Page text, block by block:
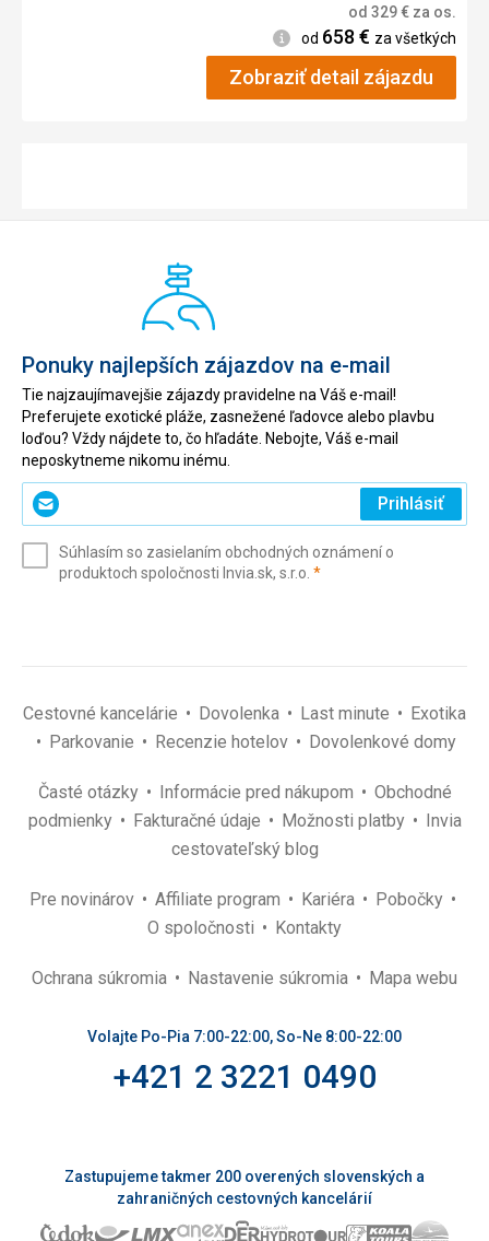
od 329€ za os.
Informácie
od 658 € za všetkých
Zobraziť detail zájazdu
Ponuky najlepších zájazdov na e-mail
Tie najzaujímavejšie zájazdy pravidelne na Váš e-mail!
Preferujete exotické pláže, zasnežené ľadovce alebo plavbu
loďou? Vždy nájdete to, čo hľadáte. Nebojte, Váš e-mail
neposkytneme nikomu inému.
Zadajte
svoj
(povinné)
Prihlásiť
Súhlasím so zasielaním obchodných oznámení o
produktoch spoločnosti Invia.sk, s.r.o. *(povinné)
Cestovné kancelárie Dovolenka Last minute
Exotika
Parkovanie
Recenzie hotelov Dovolenkové domy
Časté otázky Informácie pred nákupom
Obchodné
podmienky
Fakturačné údaje Možnosti platby
Invia
cestovateľský blog
Pre novinárov Affiliate program Kariéra
Pobočky
O spoločnosti
Kontakty
Ochrana súkromia Nastavenie súkromia Mapa webu
Volajte Po-Pia 7:00-22:00, So-Ne 8:00-22:00
+421 2 3221 0490
Zastupujeme takmer 200 overených slovenských a
zahraničných cestovných kancelárií